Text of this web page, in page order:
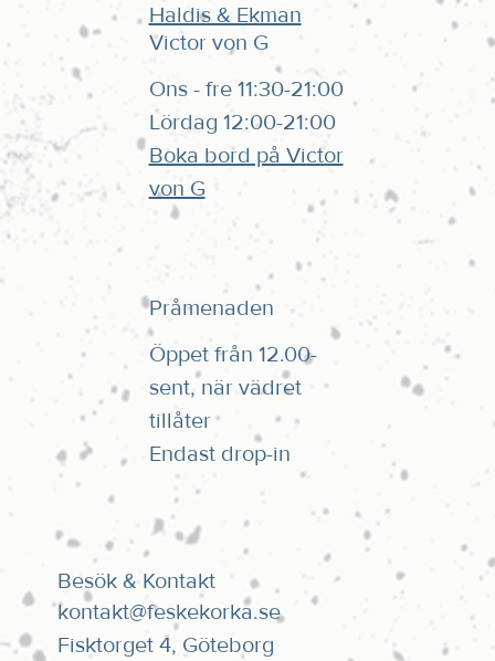
Haldis & Ekman
Victor von G
Ons - fre 11:30-21:00
Lördag 12:00-21:00
Boka bord på Victor
von G
Pråmenaden
Öppet från 12.00-
sent, när vädret
tillåter
Endast drop-in
Besök & Kontakt
kontakt@feskekorka.se
Fisktorget 4, Göteborg